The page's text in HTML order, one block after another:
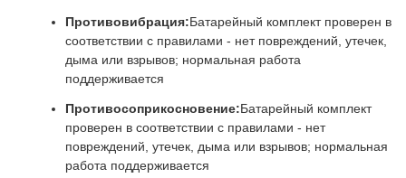
Противовибрация:Батарейный комплект проверен в
соответствии с правилами - нет повреждений, утечек,
дыма или взрывов; нормальная работа
поддерживается
Противосоприкосновение:Батарейный комплект
проверен в соответствии с правилами - нет
повреждений, утечек, дыма или взрывов; нормальная
работа поддерживается